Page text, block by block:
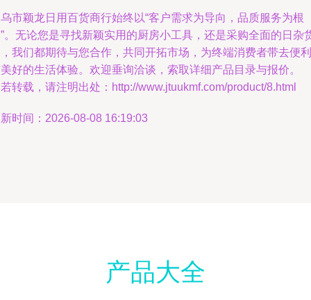
市颖龙日用百货商行始终以“客户需求为导向，品质服务为根
。无论您是寻找新颖实用的厨房小工具，还是采购全面的日杂
我们都期待与您合作，共同开拓市场，为终端消费者带去便利
好的生活体验。欢迎垂询洽谈，索取详细产品目录与报价。
转载，请注明出处：http://www.jtuukmf.com/product/8.html
时间：2026-08-08 16:19:03
产品大全